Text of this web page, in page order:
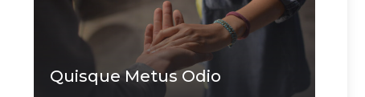
Quisque Metus Odio